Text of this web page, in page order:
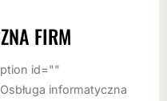
FIRM
id=""
informatyczna